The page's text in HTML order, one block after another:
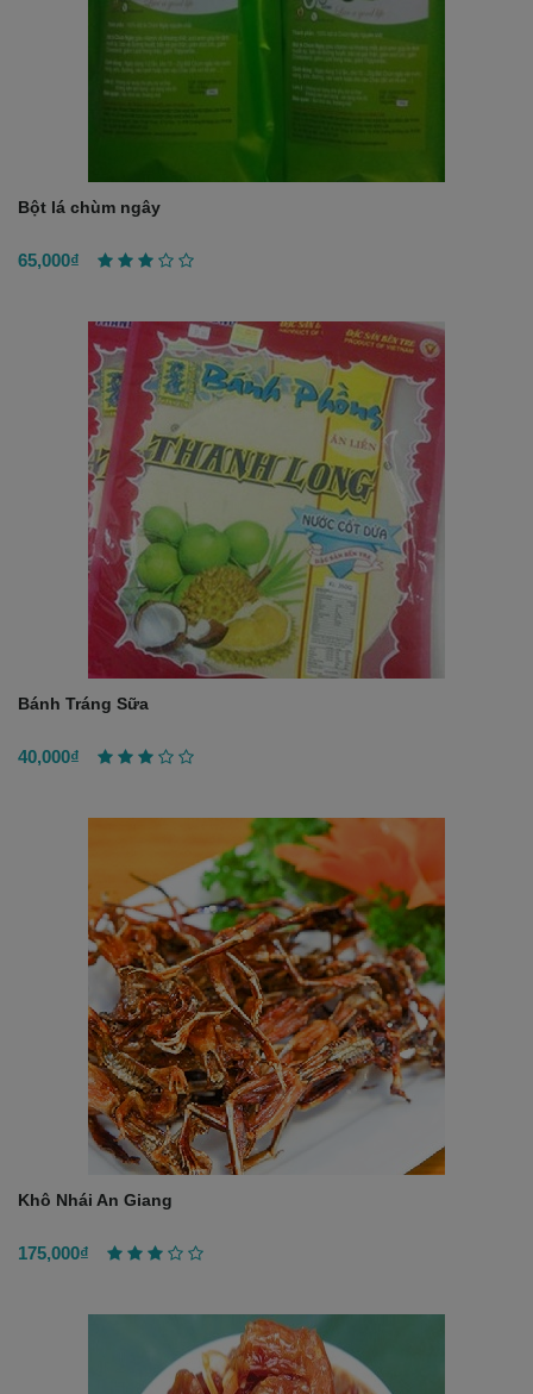
Bột lá chùm ngây
65,000₫
Bánh Tráng Sữa
40,000₫
Khô Nhái An Giang
175,000₫